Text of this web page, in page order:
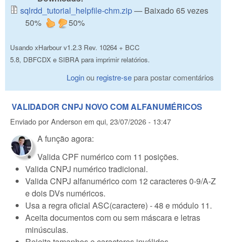
sqlrdd_tutorial_helpfile-chm.zip— Baixado 65 vezes
50%
50%
Usando xHarbour v1.2.3 Rev. 10264 + BCC
5.8, DBFCDX e SIBRA para imprimir relatórios.
Loginou registre-separa postar comentários
VALIDADOR CNPJ NOVO COM ALFANUMÉRICOS
Enviado porAnderson em qui, 23/07/2026 - 13:47
A função agora:
Valida CPF numérico com 11 posições.
Valida CNPJ numérico tradicional.
Valida CNPJ alfanumérico com 12 caracteres 0-9/A-Z
e dois DVs numéricos.
Usa a regra oficial ASC(caractere) - 48 e módulo 11.
Aceita documentos com ou sem máscara e letras
minúsculas.